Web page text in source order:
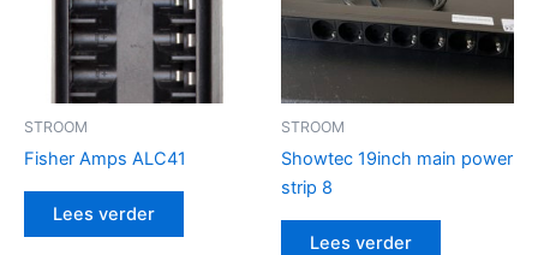
STROOM
Fisher Amps ALC41
Lees verder
STROOM
Showtec 19inch main power
strip 8
Lees verder